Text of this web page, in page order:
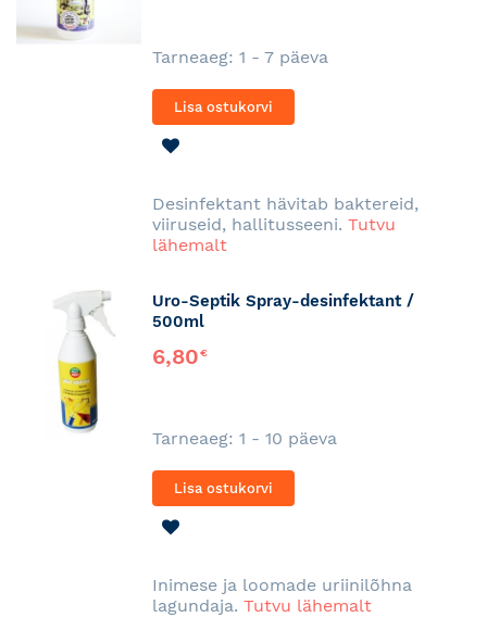
Tarneaeg: 1 - 7 päeva
Lisa ostukorvi
Desinfektant hävitab baktereid,
viiruseid, hallitusseeni. Tutvu
lähemalt
Uro-Septik Spray-desinfektant /
500ml
6,80€
Tarneaeg: 1 - 10 päeva
Lisa ostukorvi
Inimese ja loomade uriinilõhna
lagundaja. Tutvu lähemalt